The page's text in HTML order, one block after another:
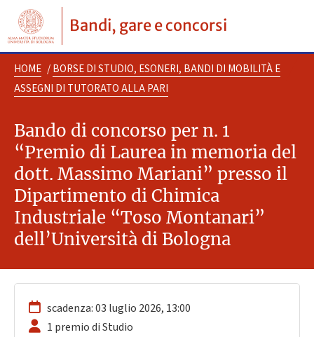
Bandi, gare e concorsi
HOME / BORSE DI STUDIO, ESONERI, BANDI DI MOBILITÀ E
ASSEGNI DI TUTORATO ALLA PARI
Bando di concorso per n. 1
“Premio di Laurea in memoria del
dott. Massimo Mariani” presso il
Dipartimento di Chimica
Industriale “Toso Montanari”
dell’Università di Bologna
scadenza: 03 luglio 2026, 13:00
1 premio di Studio